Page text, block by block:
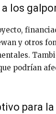
los
y otros
podrían
para